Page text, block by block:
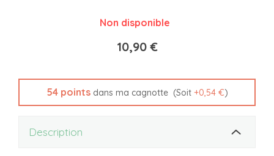
Non disponible
10,90 €
54pointsdans ma cagnotte (Soit +0,54 €)
Description